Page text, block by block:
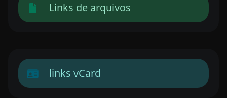
Links de arquivos
links vCard